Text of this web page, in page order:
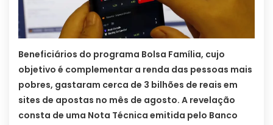
Beneficiários do programa Bolsa Família, cujo
objetivo é complementar a renda das pessoas mais
pobres, gastaram cerca de 3 bilhões de reais em
sites de apostas no mês de agosto. A revelação
consta de uma Nota Técnica emitida pelo Banco